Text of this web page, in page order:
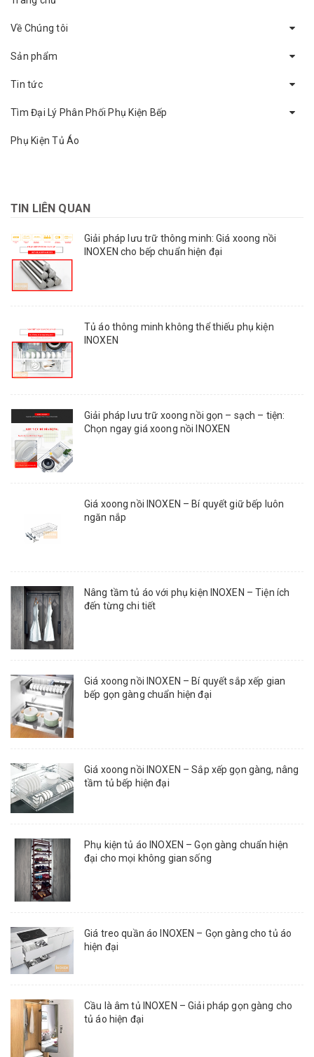
Về Chúng tôi
Sản phẩm
Tin tức
Tìm Đại Lý Phân Phối Phụ Kiện Bếp
Phụ Kiện Tủ Áo
TIN LIÊN QUAN
Giải pháp lưu trữ thông minh: Giá xoong nồi
INOXEN cho bếp chuẩn hiện đại
Tủ áo thông minh không thể thiếu phụ kiện
INOXEN
Giải pháp lưu trữ xoong nồi gọn – sạch – tiện:
Chọn ngay giá xoong nồi INOXEN
Giá xoong nồi INOXEN – Bí quyết giữ bếp luôn
ngăn nắp
Nâng tầm tủ áo với phụ kiện INOXEN – Tiện ích
đến từng chi tiết
Giá xoong nồi INOXEN – Bí quyết sắp xếp gian
bếp gọn gàng chuẩn hiện đại
Giá xoong nồi INOXEN – Sắp xếp gọn gàng, nâng
tầm tủ bếp hiện đại
Phụ kiện tủ áo INOXEN – Gọn gàng chuẩn hiện
đại cho mọi không gian sống
Giá treo quần áo INOXEN – Gọn gàng cho tủ áo
hiện đại
Cầu là âm tủ INOXEN – Giải pháp gọn gàng cho
tủ áo hiện đại